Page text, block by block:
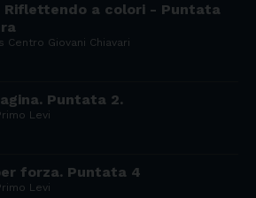
Riflettendo a colori - Puntata
Centro Giovani Chiavari
Puntata 2.
Levi
forza. Puntata 4
Levi